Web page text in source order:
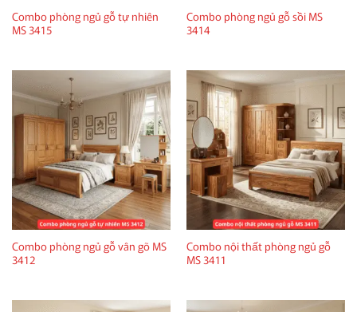
Combo phòng ngủ gỗ tự nhiên
MS 3415
Combo phòng ngủ gỗ sồi MS
3414
Combo phòng ngủ gỗ vân gõ MS
3412
Combo nội thất phòng ngủ gỗ
MS 3411